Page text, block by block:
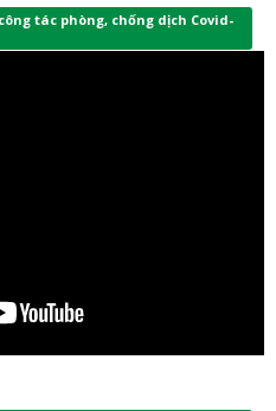
tác phòng, chống dịch Covid-